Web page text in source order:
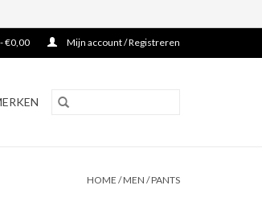
€0,00 Mijn account / Registreren
HOME /MEN /PANTS